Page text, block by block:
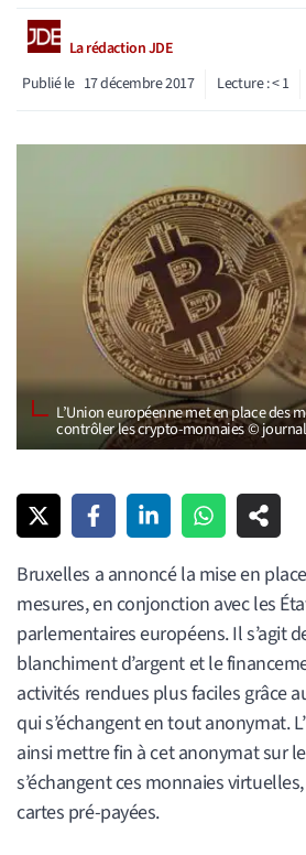
La rédaction JDE
Publié le 17 décembre 2017 Lecture :< 1
L’Union européenne met en place des
contrôler les crypto-monnaies ©
Bruxelles a annoncé la mise en
mesures, en conjonction avec les
parlementaires européens. Il s’agit
blanchiment d’argent et le
activités rendues plus faciles grâce
qui s’échangent en tout anonymat.
ainsi mettre fin à cet anonymat sur
s’échangent ces monnaies
cartes pré-payées.